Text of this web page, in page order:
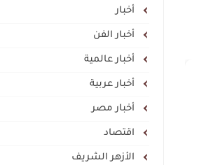
أخبار
أخبار الفن
أخبار عالمية
أخبار عربية
أخبار مصر
اقتصاد
الأزهر الشريف